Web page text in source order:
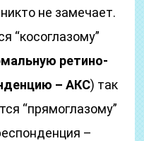
не замечает.
“косоглазому”
ретино-
– АКС) так
“прямоглазому”
–